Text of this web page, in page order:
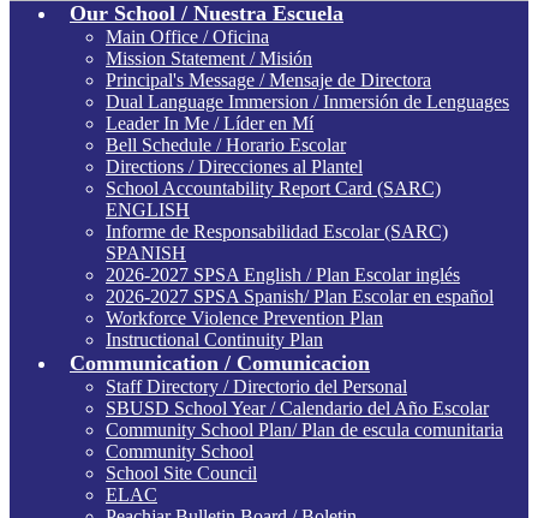
Our School / Nuestra Escuela
Main Office / Oficina
Mission Statement / Misión
Principal's Message / Mensaje de Directora
Dual Language Immersion / Inmersión de Lenguages
Leader In Me / Líder en Mí
Bell Schedule / Horario Escolar
Directions / Direcciones al Plantel
School Accountability Report Card (SARC)
ENGLISH
Informe de Responsabilidad Escolar (SARC)
SPANISH
2026-2027 SPSA English / Plan Escolar inglés
2026-2027 SPSA Spanish/ Plan Escolar en español
Workforce Violence Prevention Plan
Instructional Continuity Plan
Communication / Comunicacion
Staff Directory / Directorio del Personal
SBUSD School Year / Calendario del Año Escolar
Community School Plan/ Plan de escula comunitaria
Community School
School Site Council
ELAC